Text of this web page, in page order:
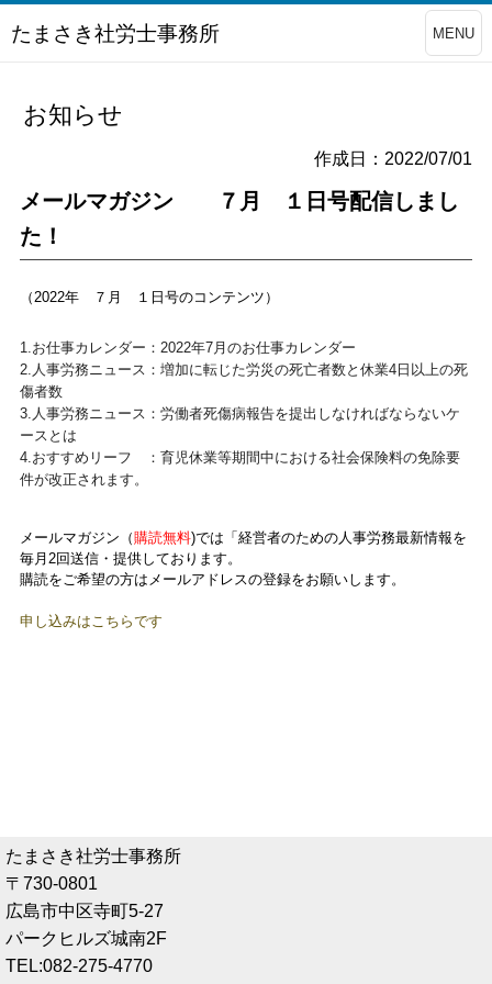
たまさき社労士事務所 MENU
お知らせ
作成日：2022/07/01
メールマガジン ７月 １日号配信しまし
た！
（2022年 ７月 １日号のコンテンツ）
1.お仕事カレンダー：2022年7月のお仕事カレンダー
2.人事労務ニュース： 増加に転じた労災の死亡者数と休業4日以上の死
傷者数
3.人事労務ニュース： 労働者死傷病報告を提出しなければならないケ
ースとは
4.おすすめリーフ ：育児休業等期間中における社会保険料の免除要
件が改正されます。
メールマガジン （購読無料)では「経営者のための人事労務最新情報を
毎月2回送信・提供しております。
購読をご希望の方はメールアドレスの登録をお願いします。
申し込みはこちらです
たまさき社労士事務所
〒730-0801
広島市中区寺町5-27
パークヒルズ城南2F
TEL:082-275-4770